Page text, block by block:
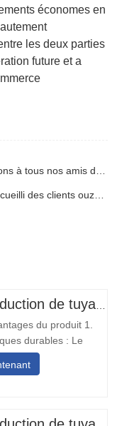
économes en
les deux parties
future et a
du produit 1.
durables : Le
à goutte avec
est équipé de
aux opérations